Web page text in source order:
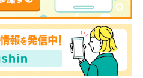
びについて解説します。